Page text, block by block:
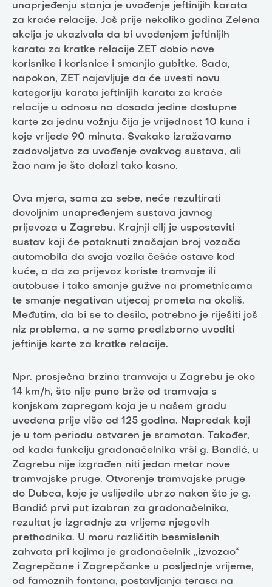
unaprjeđenju stanja je uvođenje jeftinijih karata
za kraće relacije. Još prije nekoliko godina Zelena
akcija je ukazivala da bi uvođenjem jeftinijih
karata za kratke relacije ZET dobio nove
korisnike i korisnice i smanjio gubitke. Sada,
napokon, ZET najavljuje da će uvesti novu
kategoriju karata jeftinijih karata za kraće
relacije u odnosu na dosada jedine dostupne
karte za jednu vožnju čija je vrijednost 10 kuna i
koje vrijede 90 minuta. Svakako izražavamo
zadovoljstvo za uvođenje ovakvog sustava, ali
žao nam je što dolazi tako kasno.
Ova mjera, sama za sebe, neće rezultirati
dovoljnim unapređenjem sustava javnog
prijevoza u Zagrebu. Krajnji cilj je uspostaviti
sustav koji će potaknuti značajan broj vozača
automobila da svoja vozila češće ostave kod
kuće, a da za prijevoz koriste tramvaje ili
autobuse i tako smanje gužve na prometnicama
te smanje negativan utjecaj prometa na okoliš.
Međutim, da bi se to desilo, potrebno je riješiti još
niz problema, a ne samo predizborno uvoditi
jeftinije karte za kratke relacije.
Npr. prosječna brzina tramvaja u Zagrebu je oko
14 km/h, što nije puno brže od tramvaja s
konjskom zapregom koja je u našem gradu
uvedena prije više od 125 godina. Napredak koji
je u tom periodu ostvaren je sramotan. Također,
od kada funkciju gradonačelnika vrši g. Bandić, u
Zagrebu nije izgrađen niti jedan metar nove
tramvajske pruge. Otvorenje tramvajske pruge
do Dubca, koje je uslijedilo ubrzo nakon što je g.
Bandić prvi put izabran za gradonačelnika,
rezultat je izgradnje za vrijeme njegovih
prethodnika. U moru različitih besmislenih
zahvata pri kojima je gradonačelnik „izvozao“
Zagrepčane i Zagrepčanke u posljednje vrijeme,
od famoznih fontana, postavljanja terasa na